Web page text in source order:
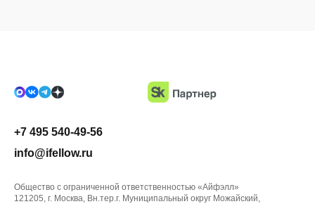
+7 495 540-49-56
info@ifellow.ru
Общество с ограниченной ответственностью «Айфэлл»
121205, г. Москва, Вн.тер.г. Муниципальный округ Можайский,